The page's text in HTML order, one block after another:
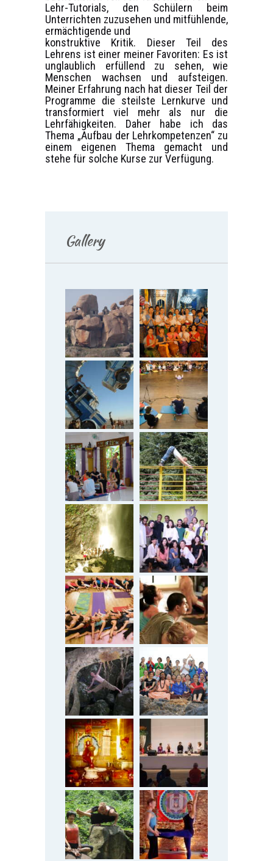
Lehr-Tutorials, den Schülern beim
Unterrichten zuzusehen und mitfühlende,
ermächtigende und
konstruktive Kritik. Dieser Teil des
Lehrens ist einer meiner Favoriten: Es ist
unglaublich erfüllend zu sehen, wie
Menschen wachsen und aufsteigen.
Meiner Erfahrung nach hat dieser Teil der
Programme die steilste Lernkurve und
transformiert viel mehr als nur die
Lehrfähigkeiten. Daher habe ich das
Thema „Aufbau der Lehrkompetenzen“ zu
einem eigenen Thema gemacht und
stehe für solche Kurse zur Verfügung.
Gallery